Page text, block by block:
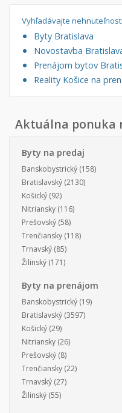
Vyhľadávajte
Byty Bratislava
Novostavba
Prenájom bytov
Reality Košice na
Aktuálna ponuka
Byty na predaj
Banskobystrický (158)
Bratislavský (2130)
Košický (92)
Nitriansky (116)
Prešovský (58)
Trenčiansky (118)
Trnavský (85)
Žilinský (171)
Byty na prenájom
Banskobystrický (19)
Bratislavský (3597)
Košický (29)
Nitriansky (26)
Prešovský (8)
Trenčiansky (22)
Trnavský (27)
Žilinský (55)